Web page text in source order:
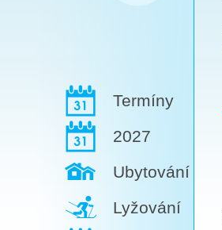
Termíny
2027
Ubytování
Lyžování